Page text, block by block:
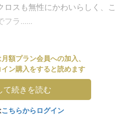
スも無性にかわいらしく、こ
フラ......
額プラン会員への加入、
ン購入をすると読めます
て続きを読む
こちらからログイン